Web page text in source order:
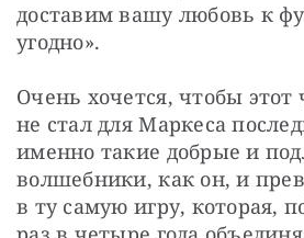
доставим вашу любовь к
угодно».
Очень хочется, чтобы
не стал для Маркеса
именно такие добрые и
волшебники, как он, и
в ту самую игру, которая,